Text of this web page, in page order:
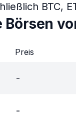
BTC,
Preis
-
-